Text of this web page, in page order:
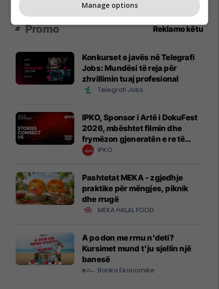
Promo Reklamo këtu
Konkurset e javës në Telegrafi
Jobs: Mundësi të reja për
zhvillimin tuaj profesional
Telegrafi Jobs
IPKO, Sponsor i Artë i DokuFest
2026, mbështet filmin dhe
frymëzon gjeneratën e re të
krijuesve
IPKO
Pashtetat MEKA - zgjedhje
praktike për mëngjes, piknik
dhe rrugë
MEKA HALAL FOOD
A po don me rrnu n’deti?
Kursimet mund t’ju sjellin një
banesë
Banka Ekonomike
Manage options